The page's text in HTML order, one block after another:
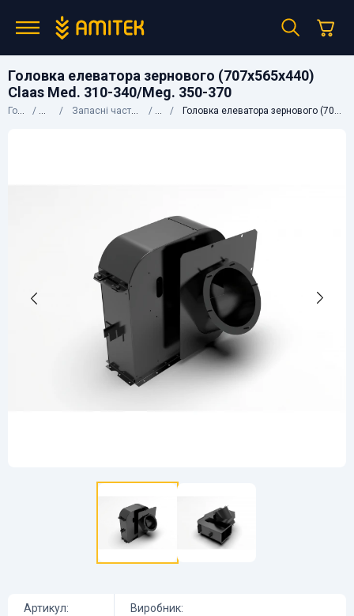
Головка елеватора зернового (707х565х440)
Claas Med. 310-340/Meg. 350-370
Головна КаталогЗапасні частини до сільгосптехніки ClaasГоловка елеватора зернового (707х565х440) Claas Med. 310-340/Meg. 350-370
Артикул: Виробник: